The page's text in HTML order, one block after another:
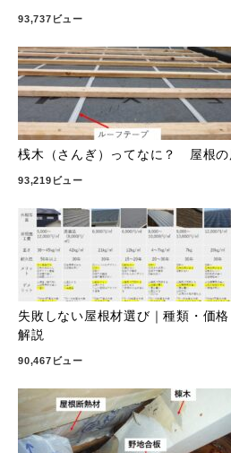
93,737ビュー
桟木（さんぎ）ってなに？ 屋根
93,219ビュー
失敗しない屋根材選び｜種類・価
解説
90,467ビュー